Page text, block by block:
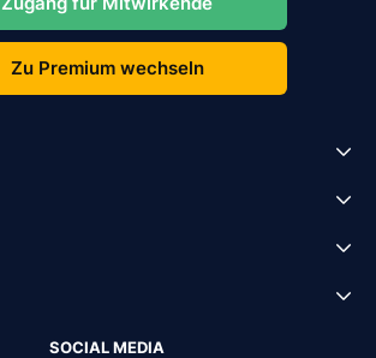
Zu Premium wechseln
SOCIAL MEDIA